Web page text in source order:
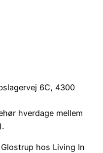
6C, 4300
hverdage mellem
hos Living In